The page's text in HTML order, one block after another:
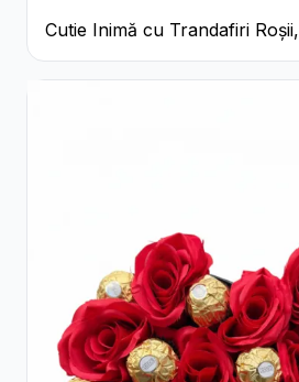
Cutie Inimă cu Trandafiri Roșii,
Crizanteme Albe și Bomboane
Raffaello